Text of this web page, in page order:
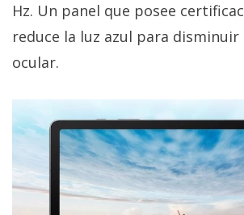
Hz. Un panel que posee
reduce la luz azul para
ocular.